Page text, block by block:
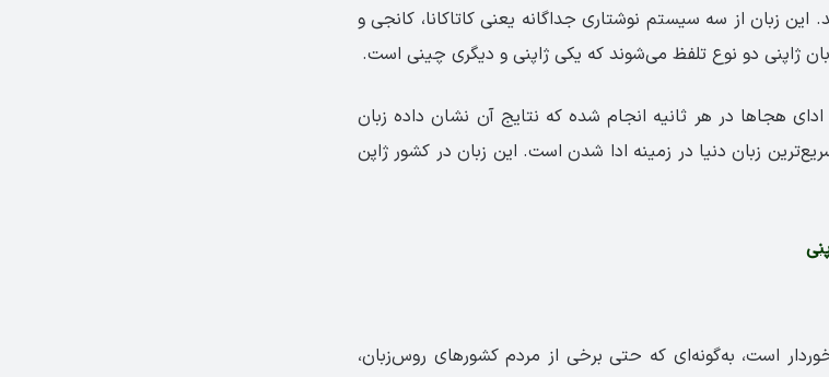
زبان از سه سیستم نوشتاری جداگانه یعنی کاتاکانا، کانجی و
ژاپنی دو نوع تلفظ می‌شوند که یکی ژاپنی و دیگری چینی است.
هجاها در هر ثانیه انجام شده که نتایج آن نشان داده زبان
در هر ثانیه، سریع‌ترین زبان دنیا در زمینه ادا شدن است. این زبان در کشور ژاپن
است، به‌گونه‌ای که حتی برخی از مردم کشورهای روس‌زبان،